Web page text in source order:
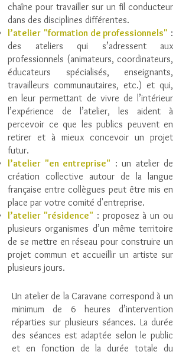
chaîne pour travailler sur un fil conducteur
dans des disciplines différentes.
l’atelier "formation de professionnels" :
des ateliers qui s’adressent aux
professionnels (animateurs, coordinateurs,
éducateurs spécialisés, enseignants,
travailleurs communautaires, etc.) et qui,
en leur permettant de vivre de l’intérieur
l’expérience de l’atelier, les aident à
percevoir ce que les publics peuvent en
retirer et à mieux concevoir un projet
futur.
l’atelier "en entreprise" : un atelier de
création collective autour de la langue
française entre collègues peut être mis en
place par votre comité d'entreprise.
l’atelier "résidence" : proposez à un ou
plusieurs organismes d’un même territoire
de se mettre en réseau pour construire un
projet commun et accueillir un artiste sur
plusieurs jours.
Un atelier de la Caravane correspond à un
minimum de 6 heures d’intervention
réparties sur plusieurs séances. La durée
des séances est adaptée selon le public
et en fonction de la durée totale du